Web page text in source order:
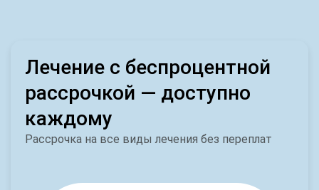
Лечение с беспроцентной
рассрочкой — доступно
каждому
Рассрочка на все виды лечения без переплат